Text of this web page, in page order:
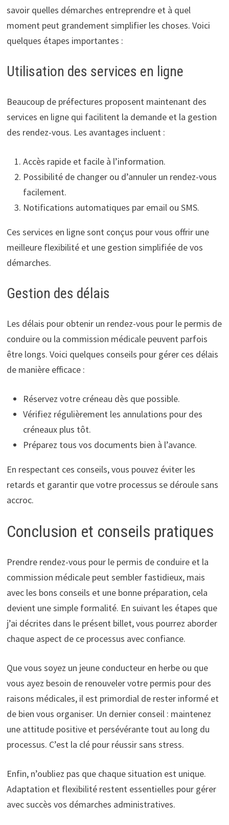
savoir quelles démarches entreprendre et à quel
moment peut grandement simplifier les choses. Voici
quelques étapes importantes :
Utilisation des services en ligne
Beaucoup de préfectures proposent maintenant des
services en ligne qui facilitent la demande et la gestion
des rendez-vous. Les avantages incluent :
Accès rapide et facile à l’information.
Possibilité de changer ou d’annuler un rendez-vous
facilement.
Notifications automatiques par email ou SMS.
Ces services en ligne sont conçus pour vous offrir une
meilleure flexibilité et une gestion simplifiée de vos
démarches.
Gestion des délais
Les délais pour obtenir un rendez-vous pour le permis de
conduire ou la commission médicale peuvent parfois
être longs. Voici quelques conseils pour gérer ces délais
de manière efficace :
Réservez votre créneau dès que possible.
Vérifiez régulièrement les annulations pour des
créneaux plus tôt.
Préparez tous vos documents bien à l’avance.
En respectant ces conseils, vous pouvez éviter les
retards et garantir que votre processus se déroule sans
accroc.
Conclusion et conseils pratiques
Prendre rendez-vous pour le permis de conduire et la
commission médicale peut sembler fastidieux, mais
avec les bons conseils et une bonne préparation, cela
devient une simple formalité. En suivant les étapes que
j’ai décrites dans le présent billet, vous pourrez aborder
chaque aspect de ce processus avec confiance.
Que vous soyez un jeune conducteur en herbe ou que
vous ayez besoin de renouveler votre permis pour des
raisons médicales, il est primordial de rester informé et
de bien vous organiser. Un dernier conseil : maintenez
une attitude positive et persévérante tout au long du
processus. C’est la clé pour réussir sans stress.
Enfin, n’oubliez pas que chaque situation est unique.
Adaptation et flexibilité restent essentielles pour gérer
avec succès vos démarches administratives.